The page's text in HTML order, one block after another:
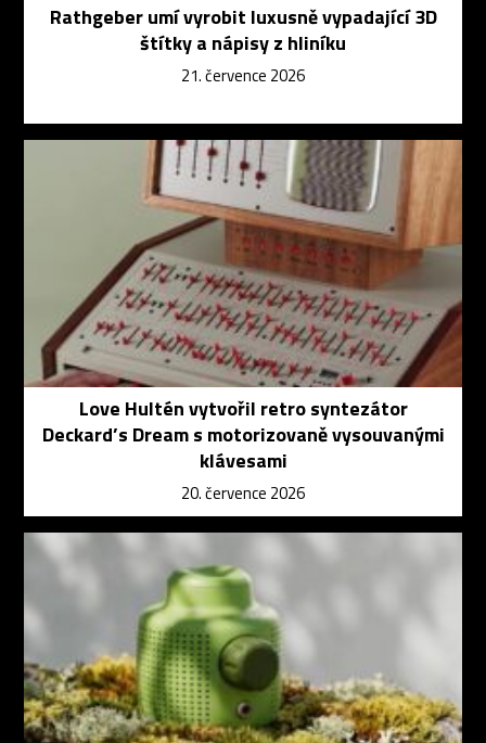
Rathgeber umí vyrobit luxusně vypadající 3D
štítky a nápisy z hliníku
21. července 2026
Love Hultén vytvořil retro syntezátor
Deckard’s Dream s motorizovaně vysouvanými
klávesami
20. července 2026